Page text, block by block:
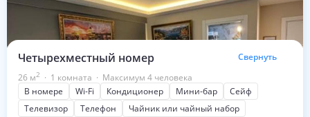
Четырехместный номер
Свернуть
26 м2 · 1 комната · Максимум 4 человека
В номере
Wi-Fi Кондиционер Мини-бар
Сейф
Телевизор
Телефон
Чайник или чайный набор